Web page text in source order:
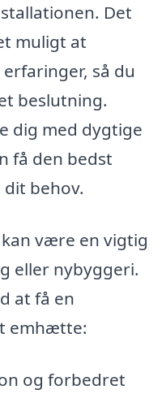
Det
muligt at
så du
beslutning.
dig med dygtige
få den bedst
behov.
være en vigtig
eller nybyggeri.
at få en
emhætte:
og forbedret